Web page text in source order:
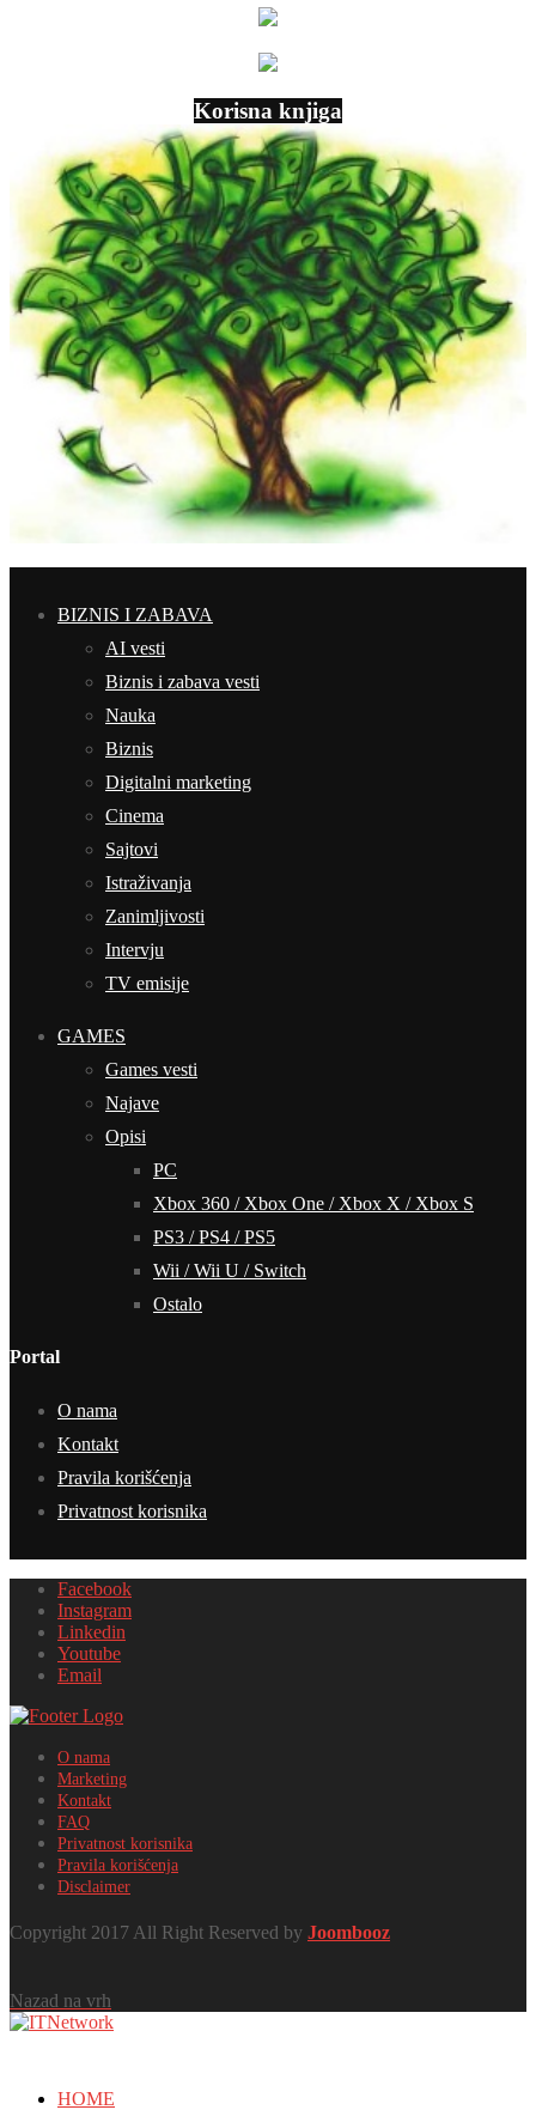
Korisna knjiga
BIZNIS I ZABAVA
AI vesti
Biznis i zabava vesti
Nauka
Biznis
Digitalni marketing
Cinema
Sajtovi
Istraživanja
Zanimljivosti
Intervju
TV emisije
GAMES
Games vesti
Najave
Opisi
PC
Xbox 360 / Xbox One / Xbox X / Xbox S
PS3 / PS4 / PS5
Wii / Wii U / Switch
Ostalo
Portal
O nama
Kontakt
Pravila korišćenja
Privatnost korisnika
Facebook
Instagram
Linkedin
Youtube
Email
O nama
Marketing
Kontakt
FAQ
Privatnost korisnika
Pravila korišćenja
Disclaimer
Copyright 2017 All Right Reserved by Joombooz
Nazad na vrh
HOME